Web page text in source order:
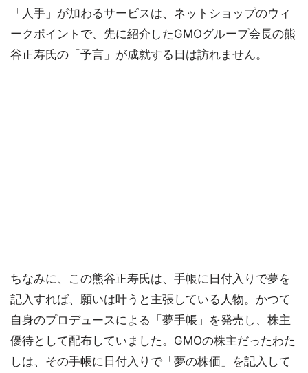
「人手」が加わるサービスは、ネットショップのウィ
ークポイントで、先に紹介したGMOグループ会長の熊
谷正寿氏の「予言」が成就する日は訪れません。
ちなみに、この熊谷正寿氏は、手帳に日付入りで夢を
記入すれば、願いは叶うと主張している人物。かつて
自身のプロデュースによる「夢手帳」を発売し、株主
優待として配布していました。GMOの株主だったわた
しは、その手帳に日付入りで「夢の株価」を記入して